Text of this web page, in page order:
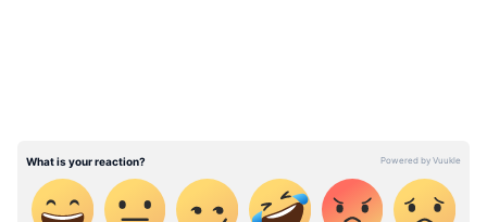
സർക്കാർ സ്ഥാപനങ്ങളുമായി തടസ്സങ്ങളില്ലാതെ
വ്യാപാരികൾക്ക് ബന്ധപ്പെടാൻ കഴിയും.
കയറ്റുമതിക്കാർക്ക് പിന്തുണ നൽകുകയും